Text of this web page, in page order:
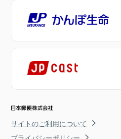
サイトのご利用について